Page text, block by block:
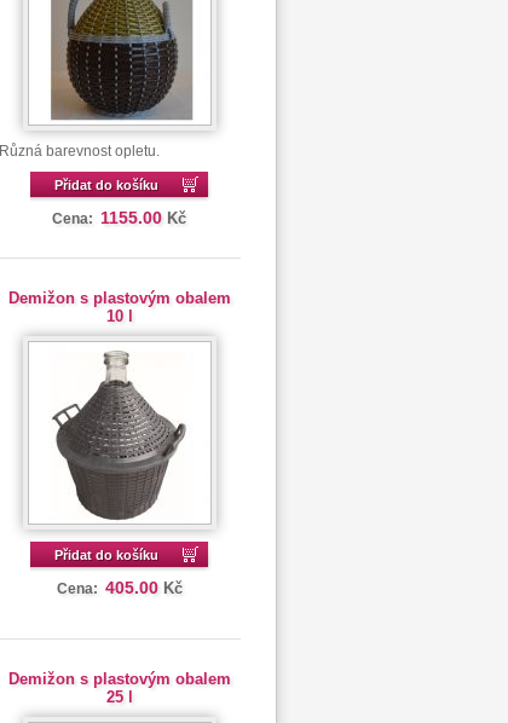
Různá barevnost opletu.
Přidat do košíku
Cena: 1155.00 Kč
Demižon s plastovým obalem
10 l
Přidat do košíku
Cena: 405.00 Kč
Demižon s plastovým obalem
25 l